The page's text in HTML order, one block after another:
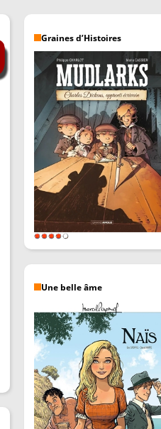
Graines d’Histoires
Une belle âme